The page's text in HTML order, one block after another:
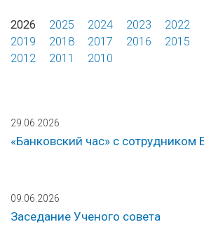
2026 2025 2024 2023 2022
2019
2018 2017 2016 2015
2012
2011 2010
29.06.2026
«Банковский час» с сотрудником
09.06.2026
Заседание Ученого совета